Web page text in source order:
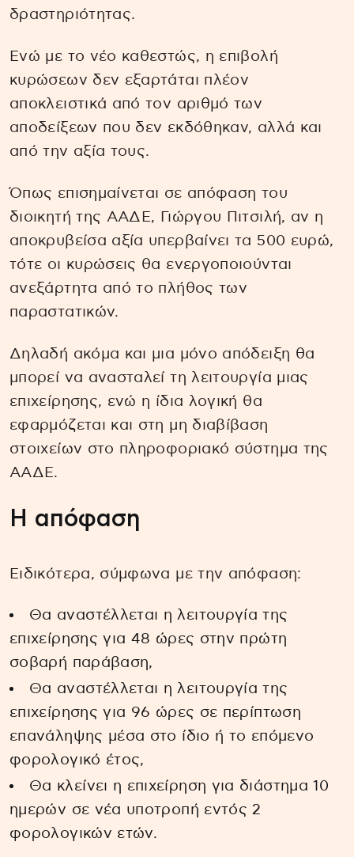
δραστηριότητας.
Ενώ με το νέο καθεστώς, η επιβολή
κυρώσεων δεν εξαρτάται πλέον
αποκλειστικά από τον αριθμό των
αποδείξεων που δεν εκδόθηκαν, αλλά και
από την αξία τους.
Όπως επισημαίνεται σε απόφαση του
διοικητή της ΑΑΔΕ, Γιώργου Πιτσιλή, αν η
αποκρυβείσα αξία υπερβαίνει τα 500 ευρώ,
τότε οι κυρώσεις θα ενεργοποιούνται
ανεξάρτητα από το πλήθος των
παραστατικών.
Δηλαδή ακόμα και μια μόνο απόδειξη θα
μπορεί να ανασταλεί τη λειτουργία μιας
επιχείρησης, ενώ η ίδια λογική θα
εφαρμόζεται και στη μη διαβίβαση
στοιχείων στο πληροφοριακό σύστημα της
ΑΑΔΕ.
Η απόφαση
Ειδικότερα, σύμφωνα με την απόφαση:
Θα αναστέλλεται η λειτουργία της
επιχείρησης για 48 ώρες στην πρώτη
σοβαρή παράβαση,
Θα αναστέλλεται η λειτουργία της
επιχείρησης για 96 ώρες σε περίπτωση
επανάληψης μέσα στο ίδιο ή το επόμενο
φορολογικό έτος,
Θα κλείνει η επιχείρηση για διάστημα 10
ημερών σε νέα υποτροπή εντός 2
φορολογικών ετών.